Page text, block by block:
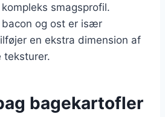
smagsprofil.
bacon og ost er især
en ekstra dimension af
teksturer.
bagekartofler